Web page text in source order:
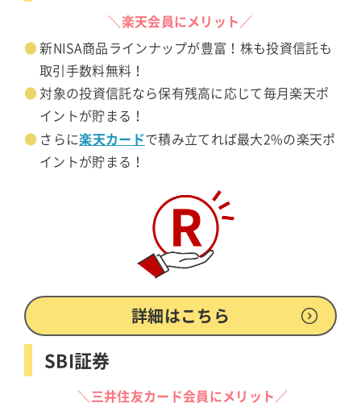
＼楽天会員にメリット／
新NISA商品ラインナップが豊富！株も投資信託も
取引手数料無料！
対象の投資信託なら保有残高に応じて毎月楽天ポ
イントが貯まる！
さらに楽天カードで積み立てれば最大2%の楽天ポ
イントが貯まる！
詳細はこちら
SBI証券
＼三井住友カード会員にメリット／